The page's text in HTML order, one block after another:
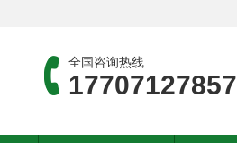
全国咨询热线
17707127857